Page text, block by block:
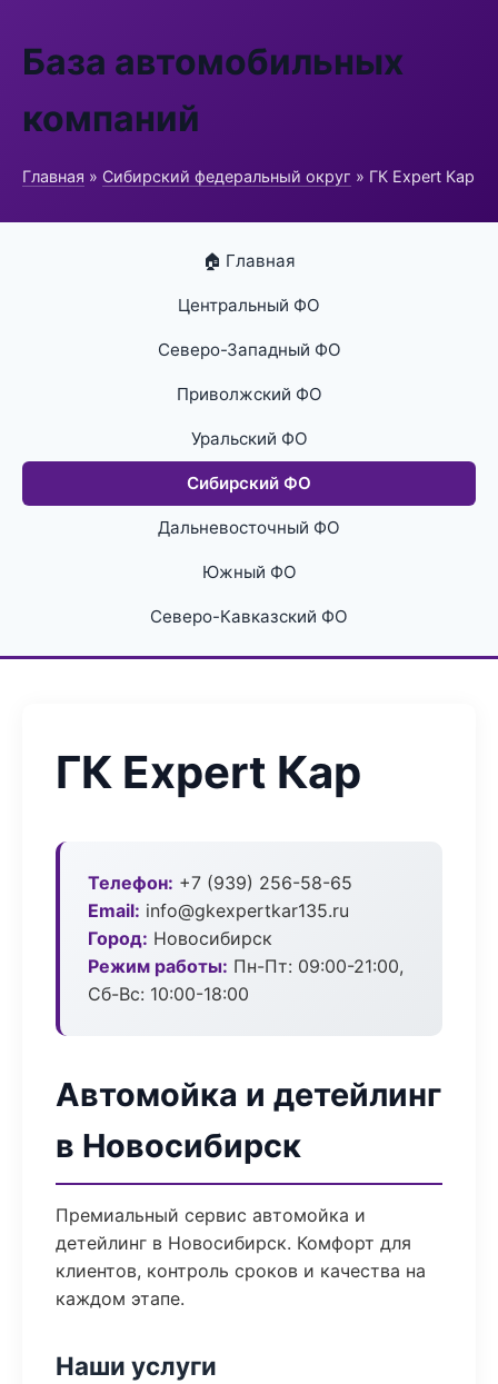
База автомобильных
компаний
Главная » Сибирский федеральный округ » ГК Expert Кар
🏠 Главная
Центральный ФО
Северо-Западный ФО
Приволжский ФО
Уральский ФО
Сибирский ФО
Дальневосточный ФО
Южный ФО
Северо-Кавказский ФО
ГК Expert Кар
Телефон: +7 (939) 256-58-65
Email: info@gkexpertkar135.ru
Город: Новосибирск
Режим работы: Пн-Пт: 09:00-21:00,
Сб-Вс: 10:00-18:00
Автомойка и детейлинг
в Новосибирск
Премиальный сервис автомойка и
детейлинг в Новосибирск. Комфорт для
клиентов, контроль сроков и качества на
каждом этапе.
Наши услуги